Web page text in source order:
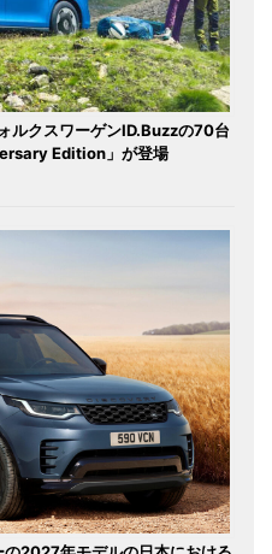
ルクスワーゲンID.Buzzの70台
Edition」が登場